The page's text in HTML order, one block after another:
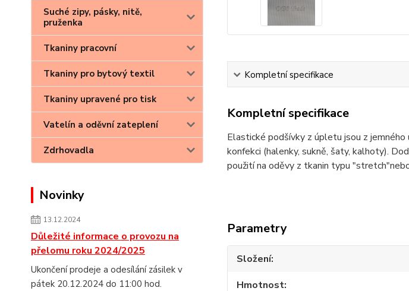
Suché zipy, pásky, nitě,
pruženka
Tkaniny pracovní
Tkaniny pro bytový textil
Tkaniny upravené pro tisk
Vatelín a oděvní zateplení
Zdrhovadla
Novinky
13.12.2024
Důležité informace o provozu na
přelomu roku 2024/2025
Ukončení prodeje a odesílání zásilek v
pátek 20.12.2024 do 11:00 hod.
Kompletní specifikace
Kompletní specifikace
Elastické podšívky z úpletu jsou z
konfekci (halenky, sukně, šaty, kalhoty).
použití na oděvy z tkanin typu
Parametry
Složení
Hmotnost